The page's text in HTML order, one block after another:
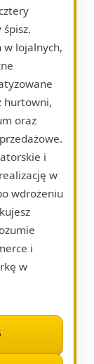
w lojalnych,
hurtowni,
oraz
i
w
wdrożeniu
i
w